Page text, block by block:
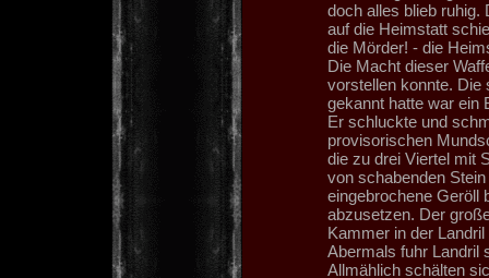
doch alles blieb ruhig.
auf die Heimstatt
die Mörder! - die
Die Macht dieser
vorstellen konnte. Die
gekannt hatte war ein
Er schluckte und
provisorischen
die zu drei Viertel mit
von schabenden
eingebrochene Geröll
abzusetzen. Der
Kammer in der
Abermals fuhr Landril
Allmählich schälten